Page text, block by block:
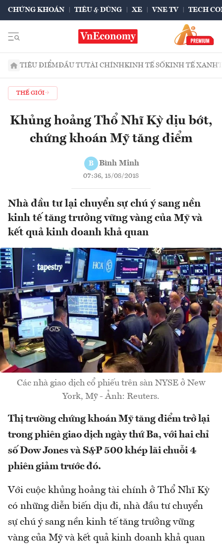
CHỨNG KHOÁN TIÊU & DÙNG XE VNE TV TECH
TIÊU ĐIỂMĐẦU TƯTÀI CHÍNHKINH TẾ SỐKINH TẾ XANH
THẾ GIỚI
Khủng hoảng Thổ Nhĩ Kỳ dịu bớt,
chứng khoán Mỹ tăng điểm
B Bình Minh
07:36, 15/08/2018
Nhà đầu tư lại chuyển sự chú ý sang nền
kinh tế tăng trưởng vững vàng của Mỹ và
kết quả kinh doanh khả quan
Các nhà giao dịch cổ phiếu trên sàn NYSE ở New
York, Mỹ - Ảnh: Reuters.
Thị trường chứng khoán Mỹ tăng điểm trở lại
trong phiên giao dịch ngày thứ Ba, với hai chỉ
số Dow Jones và S&P 500 khép lãi chuỗi 4
phiên giảm trước đó.
Với cuộc khủng hoảng tài chính ở Thổ Nhĩ Kỳ
có những diễn biến dịu đi, nhà đầu tư chuyển
sự chú ý sang nền kinh tế tăng trưởng vững
vàng của Mỹ và kết quả kinh doanh khả quan